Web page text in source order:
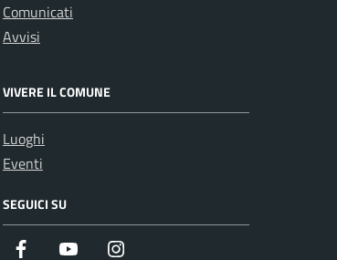
Comunicati
Avvisi
VIVERE IL COMUNE
Luoghi
Eventi
SEGUICI SU
Facebook Youtube